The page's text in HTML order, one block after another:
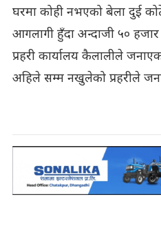
घरमा कोही नभएको बेला दुई
आगलागी हुँदा अन्दाजी ५०
प्रहरी कार्यालय कैलालीले
अहिले सम्म नखुलेको प्रहरीले